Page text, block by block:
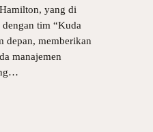
yang di
tim “Kuda
depan, memberikan
manajemen